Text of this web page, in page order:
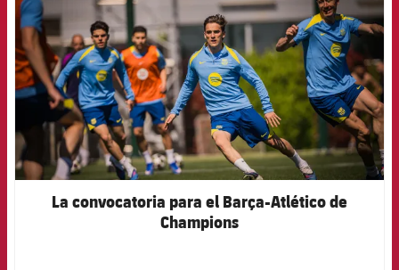
La convocatoria para el Barça-Atlético de
Champions